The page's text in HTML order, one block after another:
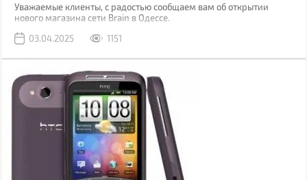
Уважаемые клиенты, с радостью сообщаем вам об открытии
нового магазина сети Brain в Одессе.
03.04.2025
1151